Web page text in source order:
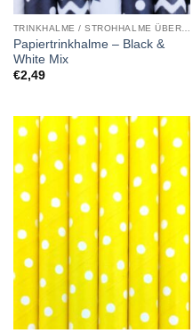
Papiertrinkhalme – Black &
White Mix
€2,49